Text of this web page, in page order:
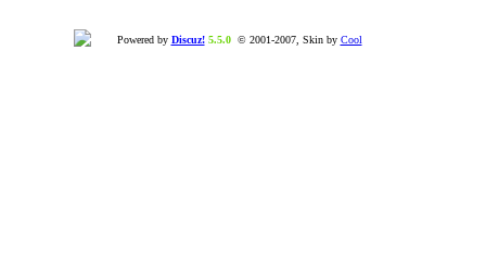
Powered by Discuz! 5.5.0© 2001-2007, Skin by Cool